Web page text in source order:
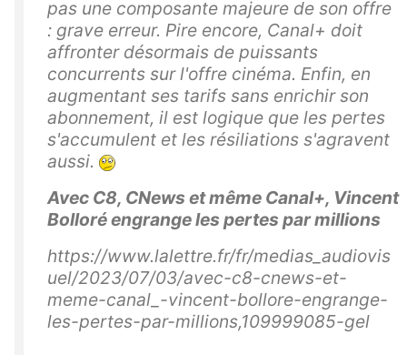
pas une composante majeure de son offre
: grave erreur. Pire encore, Canal+ doit
affronter désormais de puissants
concurrents sur l'offre cinéma. Enfin, en
augmentant ses tarifs sans enrichir son
abonnement, il est logique que les pertes
s'accumulent et les résiliations s'agravent
aussi.
Avec C8, CNews et même Canal+, Vincent
Bolloré engrange les pertes par millions
https://www.lalettre.fr/fr/medias_audiovis
uel/2023/07/03/avec-c8-cnews-et-
meme-canal_-vincent-bollore-engrange-
les-pertes-par-millions,109999085-gel